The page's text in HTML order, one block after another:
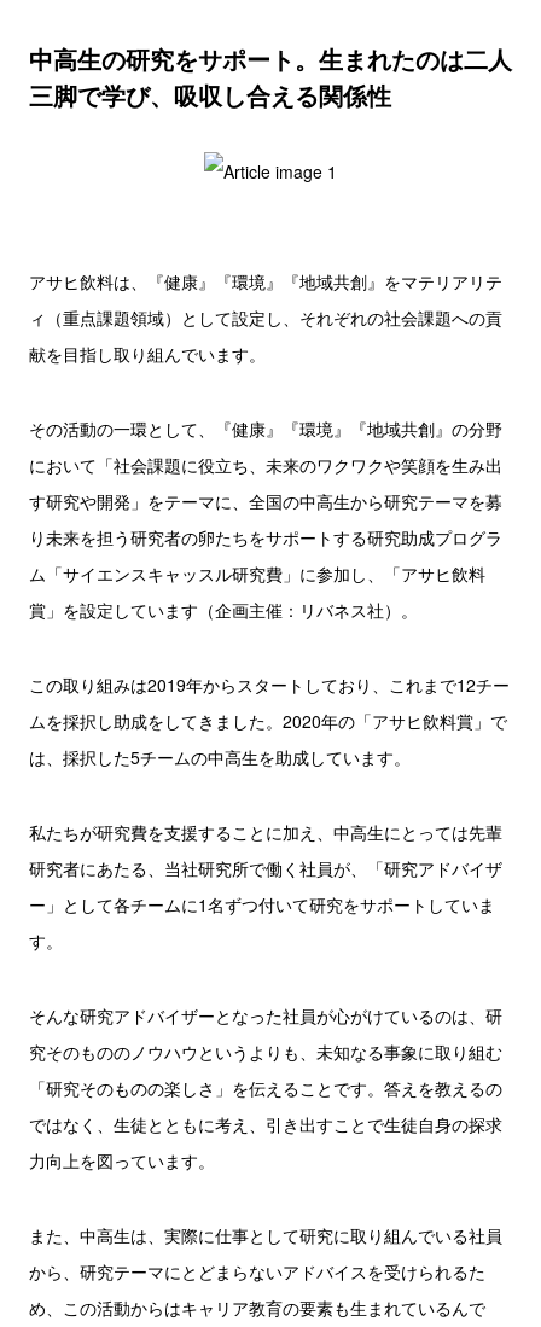
中高生の研究をサポート。生まれたのは二人
三脚で学び、吸収し合える関係性
アサヒ飲料は、『健康』『環境』『地域共創』をマテリアリテ
ィ（重点課題領域）として設定し、それぞれの社会課題への貢
献を目指し取り組んでいます。
その活動の一環として、『健康』『環境』『地域共創』の分野
において「社会課題に役立ち、未来のワクワクや笑顔を生み出
す研究や開発」をテーマに、全国の中高生から研究テーマを募
り未来を担う研究者の卵たちをサポートする研究助成プログラ
ム「サイエンスキャッスル研究費」に参加し、「アサヒ飲料
賞」を設定しています（企画主催：リバネス社）。
この取り組みは2019年からスタートしており、これまで12チー
ムを採択し助成をしてきました。2020年の「アサヒ飲料賞」で
は、採択した5チームの中高生を助成しています。
私たちが研究費を支援することに加え、中高生にとっては先輩
研究者にあたる、当社研究所で働く社員が、「研究アドバイザ
ー」として各チームに1名ずつ付いて研究をサポートしていま
す。
そんな研究アドバイザーとなった社員が心がけているのは、研
究そのもののノウハウというよりも、未知なる事象に取り組む
「研究そのものの楽しさ」を伝えることです。答えを教えるの
ではなく、生徒とともに考え、引き出すことで生徒自身の探求
力向上を図っています。
また、中高生は、実際に仕事として研究に取り組んでいる社員
から、研究テーマにとどまらないアドバイスを受けられるた
め、この活動からはキャリア教育の要素も生まれているんで